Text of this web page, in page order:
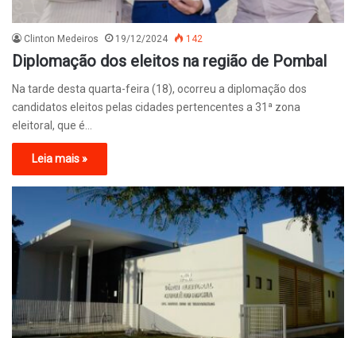
Clinton Medeiros 19/12/2024 142
Diplomação dos eleitos na região de Pombal
Na tarde desta quarta-feira (18), ocorreu a diplomação dos
candidatos eleitos pelas cidades pertencentes a 31ª zona
eleitoral, que é…
Leia mais »